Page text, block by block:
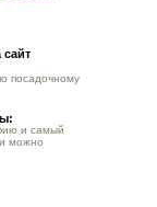
посадочному
и самый
можно